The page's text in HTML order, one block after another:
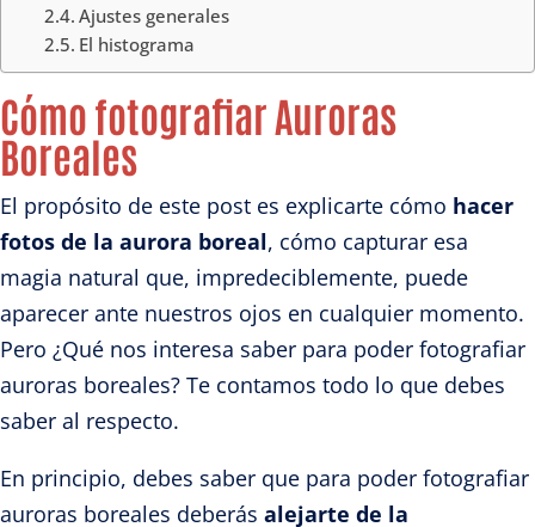
Ajustes generales
El histograma
Cómo fotografiar Auroras
Boreales
El propósito de este post es explicarte cómo hacer
fotos de la aurora boreal, cómo capturar esa
magia natural que, impredeciblemente, puede
aparecer ante nuestros ojos en cualquier momento.
Pero ¿Qué nos interesa saber para poder fotografiar
auroras boreales? Te contamos todo lo que debes
saber al respecto.
En principio, debes saber que para poder fotografiar
auroras boreales deberás alejarte de la